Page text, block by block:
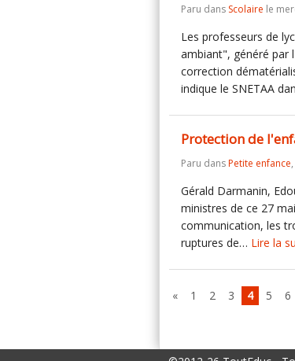
Paru dans Scolaire le
Les professeurs de
ambiant", généré par
correction
indique le SNETAA
Protection de
Paru dansPetite enfance,
Gérald Darmanin,
ministres de ce 27
communication, les
ruptures de… Lire la
« 1 2 3 4 5 6